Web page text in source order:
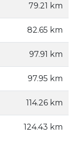
79.21 km
82.65 km
97.91 km
97.95 km
114.26 km
124.43 km